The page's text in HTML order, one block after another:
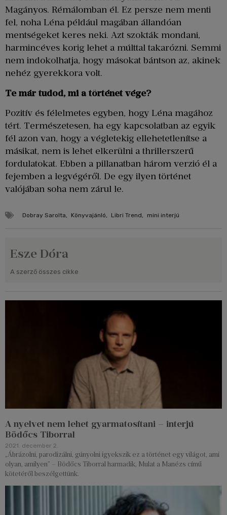
Magányos. Rémálomban él. Ez persze nem menti
fel, noha Léna például magában állandóan
mentségeket keres neki. Azt szokták mondani,
harmincéves korig lehet a múlttal takarózni. Semmi
nem indokolhatja, hogy másokat bántson az, akinek
nehéz gyerekkora volt.
Te már tudod, mi a történet vége?
Pozitív és félelmetes egyben, hogy Léna magához
tért. Természetesen, ha egy kapcsolatban az egyik
fél azon van, hogy a végletekig ellehetetlenítse a
másikat, nem is lehet elkerülni a thrillerszerű
fordulatokat. Ebben a pillanatban három verzió él a
fejemben a legvégéről. De egy ilyen történet
valójában soha nem zárul le.
Dobray Sarolta, Könyvajánló, Libri Trend, mini interjú
Esze Dóra
A szerző összes cikke
A nyelvet nem lehet gyarmatosítani – interjú
Bödőcs Tiborral
2021. december 2.
„Ábrázolni, parodizálni, gúnyolni igyekszik ez a történet egy világot, ami
olyan, amilyen” – Bödőcs Tiborral harmadik, Mulat a Manézs című
kötetéről beszélgettünk.